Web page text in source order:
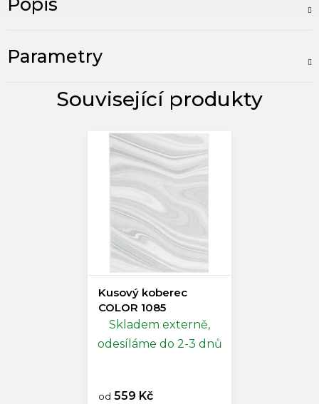
Popis
Parametry
Kusový koberec
COLOR 1085
Skladem externě,
odesíláme do 2-3 dnů
od 559 Kč